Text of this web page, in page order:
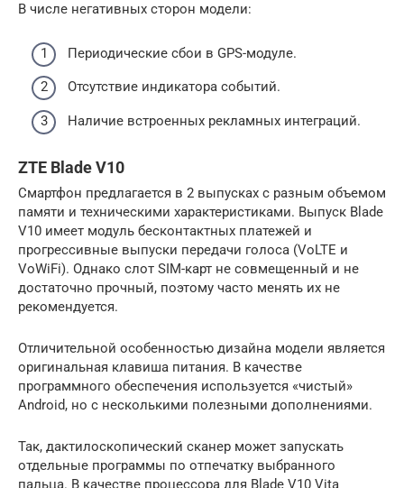
В числе негативных сторон модели:
Периодические сбои в GPS-модуле.
Отсутствие индикатора событий.
Наличие встроенных рекламных интеграций.
ZTE Blade V10
Смартфон предлагается в 2 выпусках с разным объемом
памяти и техническими характеристиками. Выпуск Blade
V10 имеет модуль бесконтактных платежей и
прогрессивные выпуски передачи голоса (VoLTE и
VoWiFi). Однако слот SIM-карт не совмещенный и не
достаточно прочный, поэтому часто менять их не
рекомендуется.
Отличительной особенностью дизайна модели является
оригинальная клавиша питания. В качестве
программного обеспечения используется «чистый»
Android, но с несколькими полезными дополнениями.
Так, дактилоскопический сканер может запускать
отдельные программы по отпечатку выбранного
пальца. В качестве процессора для Blade V10 Vita